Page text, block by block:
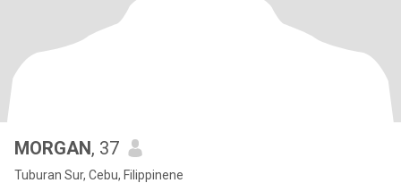
MORGAN, 37
Tuburan Sur, Cebu, Filippinene